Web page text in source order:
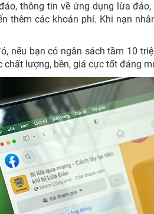
thông tin về ứng dụng lừa
thêm các khoản phí. Khi nạn
nếu bạn có ngân sách tầm 10
chất lượng, bền, giá cực tốt đáng